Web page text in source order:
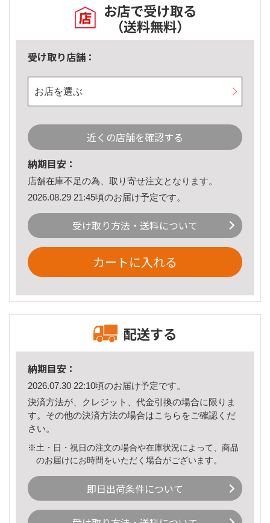
お店で受け取る
（送料無料）
受け取り店舗：
お店を選ぶ
近くの店舗を確認する
納期目安：
店舗在庫不足の為、取り寄せ注文となります。
2026.08.29 21:45頃のお届け予定です。
受け取り方法・送料について
カートに入れる
配送する
納期目安：
2026.07.30 22:10頃のお届け予定です。
決済方法が、クレジット、代金引換の場合に限りま
す。その他の決済方法の場合はこちら をご確認くだ
さい。
※土・日・祝日の注文の場合や在庫状況によって、商品
のお届けにお時間をいただく場合がございます。
即日出荷条件について